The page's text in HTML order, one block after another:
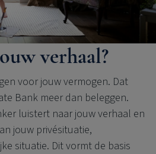
verhaal?
voor jouw vermogen. Dat
Bank meer dan beleggen.
luistert naar jouw verhaal en
jouw privésituatie,
situatie. Dit vormt de basis